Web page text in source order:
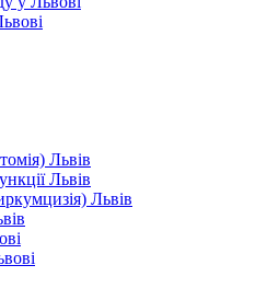
Львів
Львів
Львів